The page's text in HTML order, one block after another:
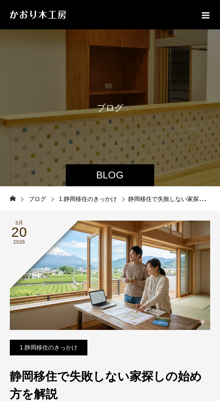
BLOG
ブログ
ブログ 1.静岡移住のきっかけ 静岡移住で失敗しない家探しの始め方を解説
3月
20
2026
1.静岡移住のきっかけ
静岡移住で失敗しない家探しの始め
方を解説